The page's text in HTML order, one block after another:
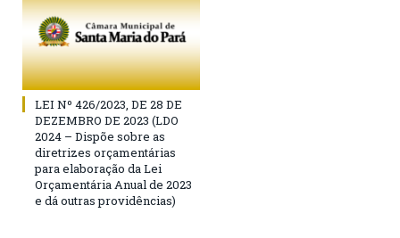
LEI Nº 426/2023, DE 28 DE
DEZEMBRO DE 2023 (LDO
2024 – Dispõe sobre as
diretrizes orçamentárias
para elaboração da Lei
Orçamentária Anual de 2023
e dá outras providências)